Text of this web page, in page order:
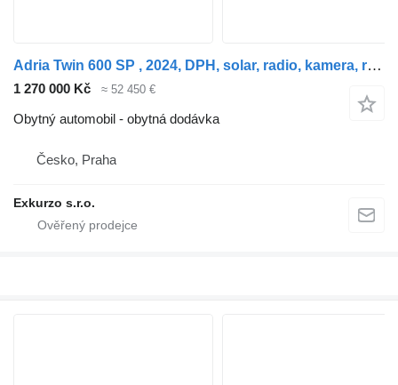
Adria Twin 600 SP , 2024, DPH, solar, radio, kamera, rezerva
1 270 000 Kč ≈ 52 450 €
Obytný automobil - obytná dodávka
Česko, Praha
Exkurzo s.r.o.